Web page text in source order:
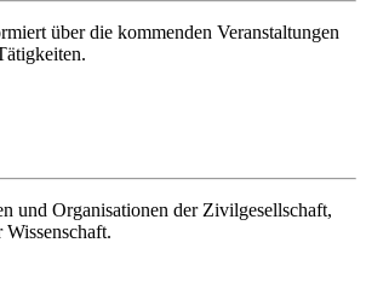
über die kommenden Veranstaltungen
und Organisationen der Zivilgesellschaft,